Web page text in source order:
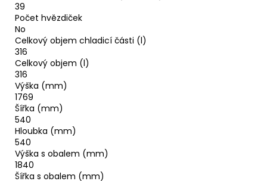
39
Počet hvězdiček
No
Celkový objem chladicí části (l)
316
Celkový objem (l)
316
Výška (mm)
1769
Šířka (mm)
540
Hloubka (mm)
540
Výška s obalem (mm)
1840
Šířka s obalem (mm)